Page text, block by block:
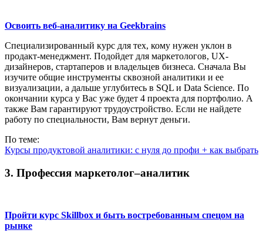
Освоить веб-аналитику на Geekbrains
Специализированный курс для тех, кому нужен уклон в
продакт-менеджмент. Подойдет для маркетологов, UX-
дизайнеров, стартаперов и владельцев бизнеса. Сначала Вы
изучите общие инструменты сквозной аналитики и ее
визуализации, а дальше углубитесь в SQL и Data Science. По
окончании курса у Вас уже будет 4 проекта для портфолио. А
также Вам гарантируют трудоустройство. Если не найдете
работу по специальности, Вам вернут деньги.
По теме:
Курсы продуктовой аналитики: с нуля до профи + как выбрать
3. Профессия маркетолог–аналитик
Пройти курс Skillbox и быть востребованным спецом на
рынке